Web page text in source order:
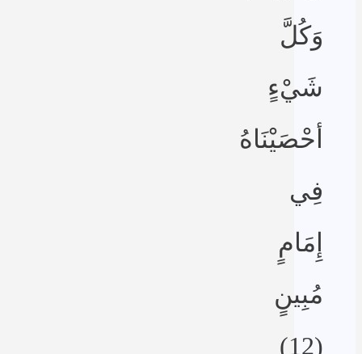
وَكُلَّ
شَيْءٍ
أحْصَيْنَاهُ
فِي
إِمَامٍ
مُبِينٍ
(12)